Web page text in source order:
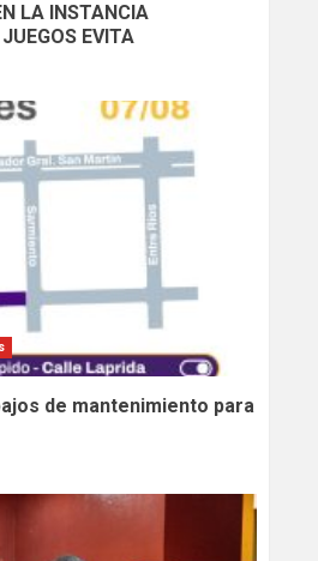
LA INSTANCIA
EVITA
de mantenimiento para